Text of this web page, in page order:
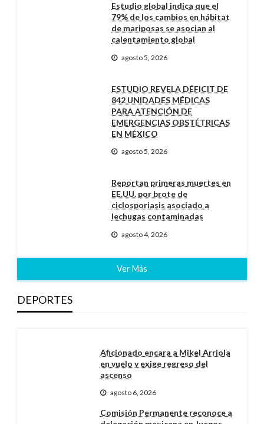
Estudio global indica que el
79% de los cambios en hábitat
de mariposas se asocian al
calentamiento global
agosto 5, 2026
ESTUDIO REVELA DÉFICIT DE
842 UNIDADES MÉDICAS
PARA ATENCIÓN DE
EMERGENCIAS OBSTÉTRICAS
EN MÉXICO
agosto 5, 2026
Reportan primeras muertes en
EE.UU. por brote de
ciclosporiasis asociado a
lechugas contaminadas
agosto 4, 2026
Ver Más
DEPORTES
Aficionado encara a Mikel Arriola
en vuelo y exige regreso del
ascenso
agosto 6, 2026
Comisión Permanente reconoce a